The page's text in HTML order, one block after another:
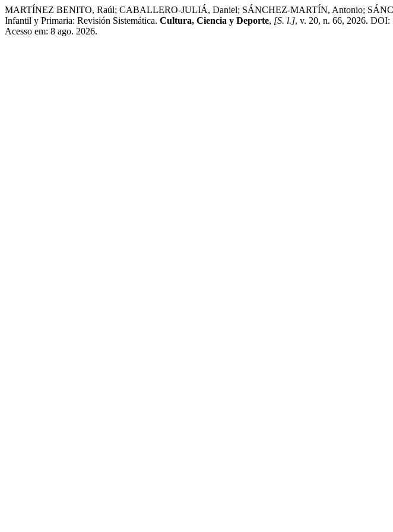
MARTÍNEZ BENITO, Raúl; CABALLERO-JULIÁ, Daniel; SÁNCHEZ-MARTÍN, Antonio;
Infantil y Primaria: Revisión Sistemática. Cultura, Ciencia y Deporte, [S. l.], v. 20, n. 66, 2026. DOI:
Acesso em: 8 ago. 2026.